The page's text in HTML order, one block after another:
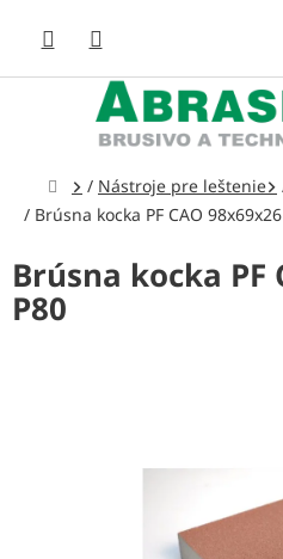
obsah
Domov
/ Nástroje pre leštenie
/ Brúsna kocka PF CAO
Brúsna kocka PF
P80